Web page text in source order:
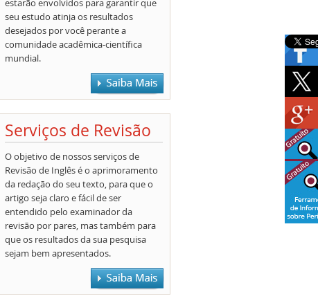
estarão envolvidos para garantir que
seu estudo atinja os resultados
desejados por você perante a
comunidade acadêmica-científica
mundial.
Serviços de Revisão
O objetivo de nossos serviços de
Revisão de Inglês é o aprimoramento
da redação do seu texto, para que o
artigo seja claro e fácil de ser
entendido pelo examinador da
revisão por pares, mas também para
que os resultados da sua pesquisa
sejam bem apresentados.